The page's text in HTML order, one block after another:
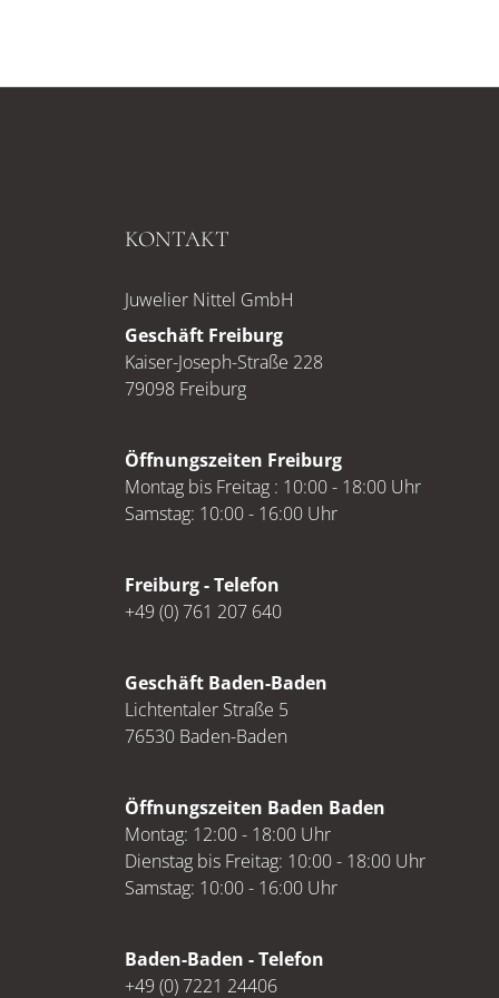
KONTAKT
Juwelier Nittel GmbH
Geschäft Freiburg
Kaiser-Joseph-Straße 228
79098 Freiburg
Öffnungszeiten Freiburg
Montag bis Freitag : 10:00 - 18:00 Uhr
Samstag: 10:00 - 16:00 Uhr
Freiburg - Telefon
+49 (0) 761 207 640
Geschäft Baden-Baden
Lichtentaler Straße 5
76530 Baden-Baden
Öffnungszeiten Baden Baden
Montag: 12:00 - 18:00 Uhr
Dienstag bis Freitag: 10:00 - 18:00 Uhr
Samstag: 10:00 - 16:00 Uhr
Baden-Baden - Telefon
+49 (0) 7221 24406